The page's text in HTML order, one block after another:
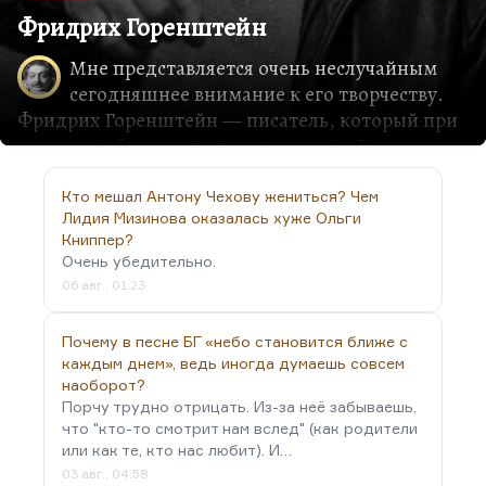
Фридрих Горенштейн
Мне представляется очень неслучайным
сегодняшнее внимание к его творчеству.
Фридрих Горенштейн — писатель, который при
жизни опубликовал единственный в России
рассказ «Дом с башенкой», который в «Юности»
вызвал ажиотаж настоящий. Потом он больше
ничего не мог напечатать. Бортанули его повесть
«Зима 53-го года», которая была в шаге от
публикации. Но в результате он реализовался
как сценарист. Он был сценаристом
Тарковского, написал «Солярис». Он написал
«Раба любви» для Михалкова. Он работал для
Али Хамраева. В конце концов, он написал
замечательный сценарий «Ариэль» (не
поставленный). «Седьмая пуля» — это тоже он. В
общем, Горенштейн довольно много написал,
Кто мешал Антону Чехову жениться? Чем
Лидия Мизинова оказалась хуже Ольги
Книппер?
Очень убедительно.
06 авг., 01:23
Почему в песне БГ «небо становится ближе с
каждым днем», ведь иногда думаешь совсем
наоборот?
Порчу трудно отрицать. Из-за неё забываешь,
что "кто-то смотрит нам вслед" (как родители
или как те, кто нас любит). И…
03 авг., 04:58